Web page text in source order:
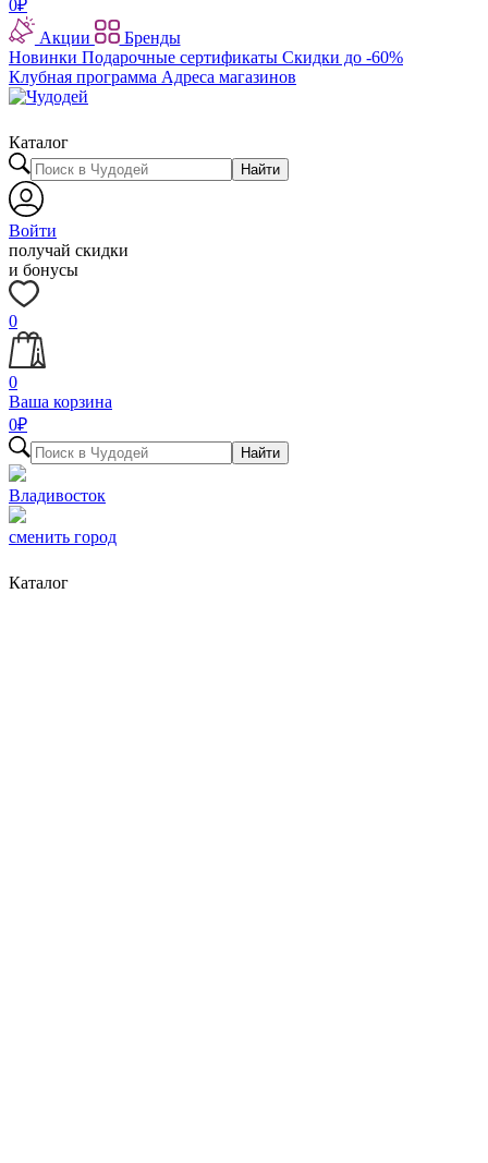
0₽
Акции
Бренды
Новинки Подарочные сертификаты Скидки до -60%
Клубная программа Адреса магазинов
Каталог
Найти
Войти
получай скидки
и бонусы
0
0
Ваша корзина
0₽
Найти
Владивосток
сменить город
Каталог